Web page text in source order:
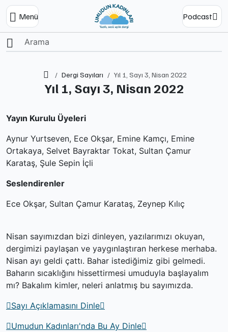
Menü Podcast
Ana SayfaDergi Sayıları Yıl 1, Sayı 3, Nisan 2022
Yıl 1, Sayı 3, Nisan 2022
Yayın Kurulu Üyeleri
Aynur Yurtseven, Ece Okşar, Emine Kamçı, Emine
Ortakaya, Selvet Bayraktar Tokat, Sultan Çamur
Karataş, Şule Sepin İçli
Seslendirenler
Ece Okşar, Sultan Çamur Karataş, Zeynep Kılıç
Nisan sayımızdan bizi dinleyen, yazılarımızı okuyan,
dergimizi paylaşan ve yaygınlaştıran herkese merhaba.
Nisan ayı geldi çattı. Bahar istediğimiz gibi gelmedi.
Baharın sıcaklığını hissettirmesi umuduyla başlayalım
mı? Bakalım kimler, neleri anlatmış bu sayımızda.
Sayı Açıklamasını Dinle
Umudun Kadınları'nda Bu Ay Dinle